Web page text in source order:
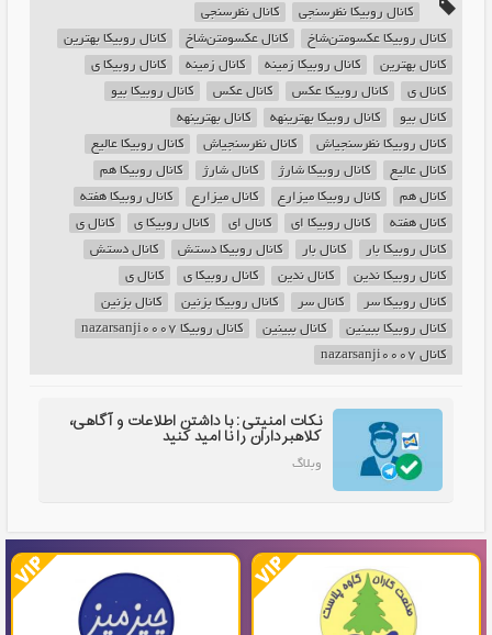
کانال روبیکا نظرسنجی
کانال نظرسنجی
کانال روبیکا عکسومتن‌شاخ
کانال عکسومتن‌شاخ
کانال روبیکا بهترین
کانال بهترین
کانال روبیکا زمینه کانال زمینه
کانال روبیکا ی
کانال ی
کانال روبیکا عکس کانال عکس
کانال روبیکا بیو
کانال بیو
کانال روبیکا بهترینهه
کانال بهترینهه
کانال روبیکا نظرسنجیاش
کانال نظرسنجیاش
کانال روبیکا عالیع
کانال عالیع
کانال روبیکا شارژ کانال شارژ
کانال روبیکا هم
کانال هم
کانال روبیکا میزارع کانال میزارع
کانال روبیکا هفته
کانال هفته
کانال روبیکا ای کانال ای کانال روبیکا ی
کانال ی
کانال روبیکا بار
کانال بار کانال روبیکا دستش
کانال دستش
کانال روبیکا ندین
کانال ندین کانال روبیکا ی
کانال ی
کانال روبیکا سر
کانال سر کانال روبیکا بزنین
کانال بزنین
کانال روبیکا ببینین
کانال ببینین
کانال روبیکا nazarsanji0007
کانال nazarsanji0007
نکات امنیتی: با داشتن اطلاعات و آگاهی،
کلاهبرداران را نا امید کنید
وبلاگ